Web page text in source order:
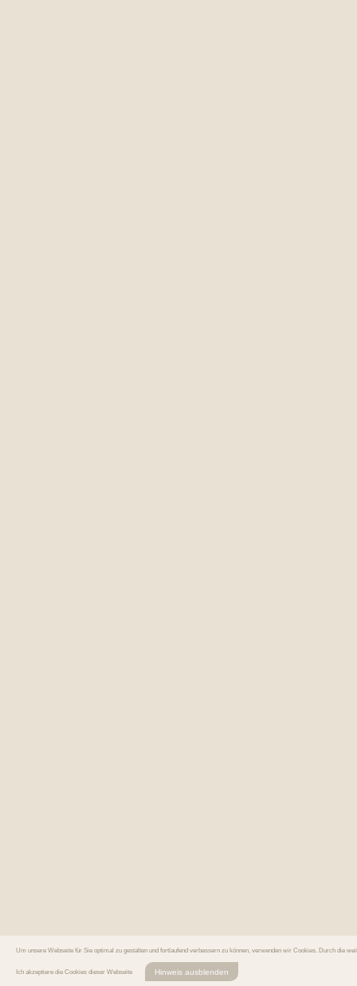
Um unsere Webseite für Sie optimal zu gestalten und fortlaufend verbessern zu können, verwenden wir Cookies. Durch die
Ich akzeptiere die Cookies dieser Webseite Hinweis ausblenden